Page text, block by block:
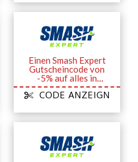
Einen Smash Expert
Gutscheincode von
-5% auf alles in
Online-Store
CODE ANZEIGN